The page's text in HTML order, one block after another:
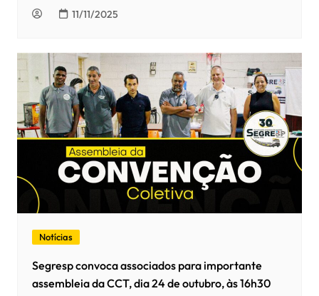
11/11/2025
Notícias
Segresp convoca associados para importante
assembleia da CCT, dia 24 de outubro, às 16h30